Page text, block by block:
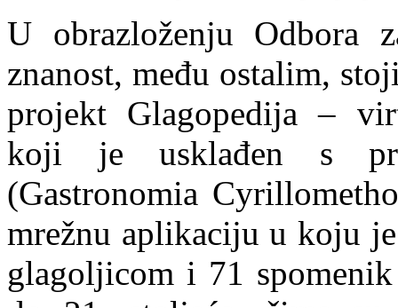
U obrazloženju Odbora
znanost, među ostalim,
projekt Glagopedija –
koji je usklađen s
(Gastronomia
mrežnu aplikaciju u koju
glagoljicom i 71